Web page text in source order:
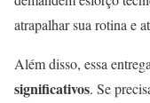
atrapalhar sua rotina e
Além disso, essa
significativos. Se